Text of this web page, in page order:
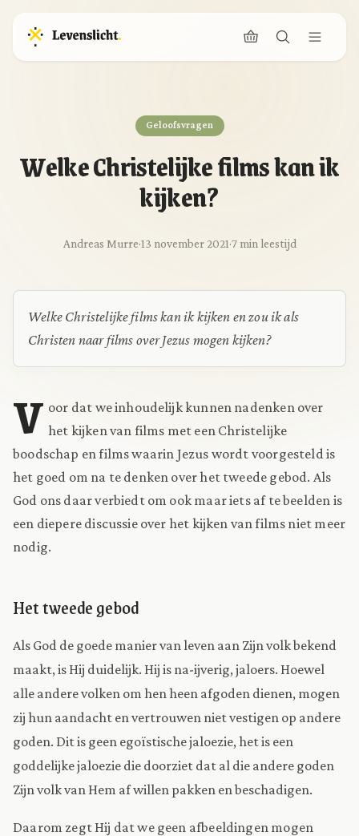
Geloofsvragen
Welke Christelijke films kan ik
kijken?
Andreas Murre·13 november 2021·7 min leestijd
Welke Christelijke films kan ik kijken en zou ik als
Christen naar films over Jezus mogen kijken?
V oor dat we inhoudelijk kunnen nadenken over
het kijken van films met een Christelijke
boodschap en films waarin Jezus wordt voorgesteld is
het goed om na te denken over het tweede gebod. Als
God ons daar verbiedt om ook maar iets af te beelden is
een diepere discussie over het kijken van films niet meer
nodig.
Het tweede gebod
Als God de goede manier van leven aan Zijn volk bekend
maakt, is Hij duidelijk. Hij is na-ijverig, jaloers. Hoewel
alle andere volken om hen heen afgoden dienen, mogen
zij hun aandacht en vertrouwen niet vestigen op andere
goden. Dit is geen egoïstische jaloezie, het is een
goddelijke jaloezie die doorziet dat al die andere goden
Zijn volk van Hem af willen pakken en beschadigen.
Daarom zegt Hij dat we geen afbeeldingen mogen